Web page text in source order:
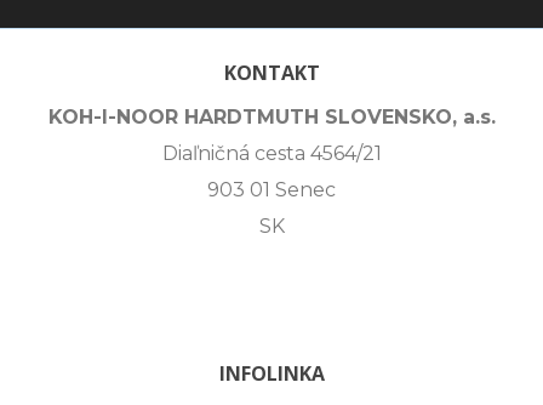
KONTAKT
KOH-I-NOOR HARDTMUTH SLOVENSKO, a.s.
Diaľničná cesta 4564/21
903 01 Senec
SK
INFOLINKA